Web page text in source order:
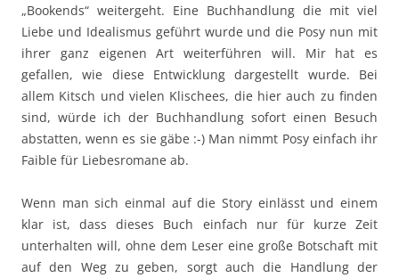
„Bookends“ weitergeht. Eine Buchhandlung die mit viel
Liebe und Idealismus geführt wurde und die Posy nun mit
ihrer ganz eigenen Art weiterführen will. Mir hat es
gefallen, wie diese Entwicklung dargestellt wurde. Bei
allem Kitsch und vielen Klischees, die hier auch zu finden
sind, würde ich der Buchhandlung sofort einen Besuch
abstatten, wenn es sie gäbe :-) Man nimmt Posy einfach ihr
Faible für Liebesromane ab.
Wenn man sich einmal auf die Story einlässt und einem
klar ist, dass dieses Buch einfach nur für kurze Zeit
unterhalten will, ohne dem Leser eine große Botschaft mit
auf den Weg zu geben, sorgt auch die Handlung der